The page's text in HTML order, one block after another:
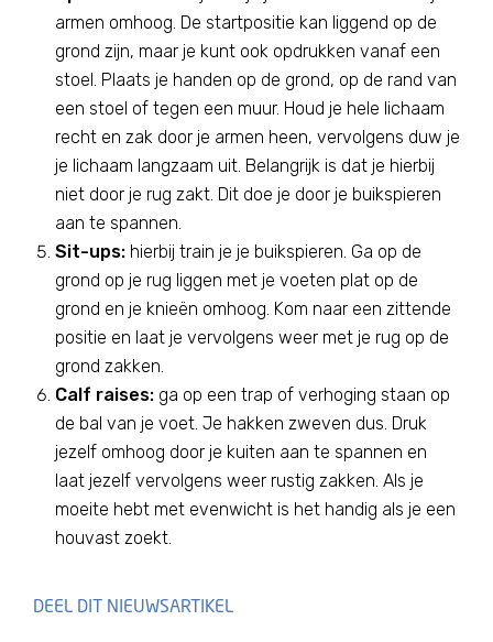
armen omhoog. De startpositie kan liggend op de
grond zijn, maar je kunt ook opdrukken vanaf een
stoel. Plaats je handen op de grond, op de rand van
een stoel of tegen een muur. Houd je hele lichaam
recht en zak door je armen heen, vervolgens duw je
je lichaam langzaam uit. Belangrijk is dat je hierbij
niet door je rug zakt. Dit doe je door je buikspieren
aan te spannen.
Sit-ups:hierbij train je je buikspieren. Ga op de
grond op je rug liggen met je voeten plat op de
grond en je knieën omhoog. Kom naar een zittende
positie en laat je vervolgens weer met je rug op de
grond zakken.
Calf raises:ga op een trap of verhoging staan op
de bal van je voet. Je hakken zweven dus. Druk
jezelf omhoog door je kuiten aan te spannen en
laat jezelf vervolgens weer rustig zakken. Als je
moeite hebt met evenwicht is het handig als je een
houvast zoekt.